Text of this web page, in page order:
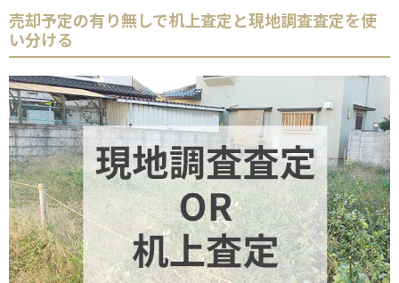
売却予定の有り無しで机上査定と現地調査査定を使
い分ける